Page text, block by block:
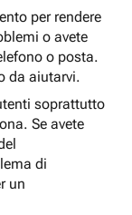
per rendere
o avete
o posta.
da aiutarvi.
soprattutto
Se avete
di
un